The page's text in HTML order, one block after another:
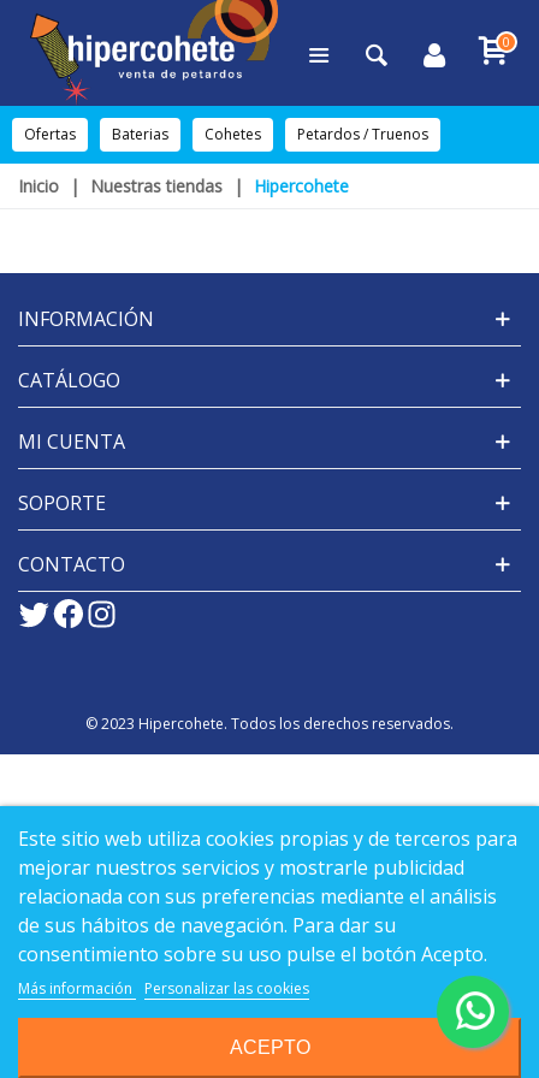
0
Ofertas Baterias Cohetes Petardos / Truenos
Inicio | Nuestras tiendas | Hipercohete
Este sitio web utiliza cookies propias y de terceros para
mejorar nuestros servicios y mostrarle publicidad
relacionada con sus preferencias mediante el análisis
de sus hábitos de navegación. Para dar su
consentimiento sobre su uso pulse el botón Acepto.
Más información Personalizar las cookies
ACEPTO
INFORMACIÓN
CATÁLOGO
MI CUENTA
SOPORTE
CONTACTO
© 2023 Hipercohete. Todos los derechos reservados.